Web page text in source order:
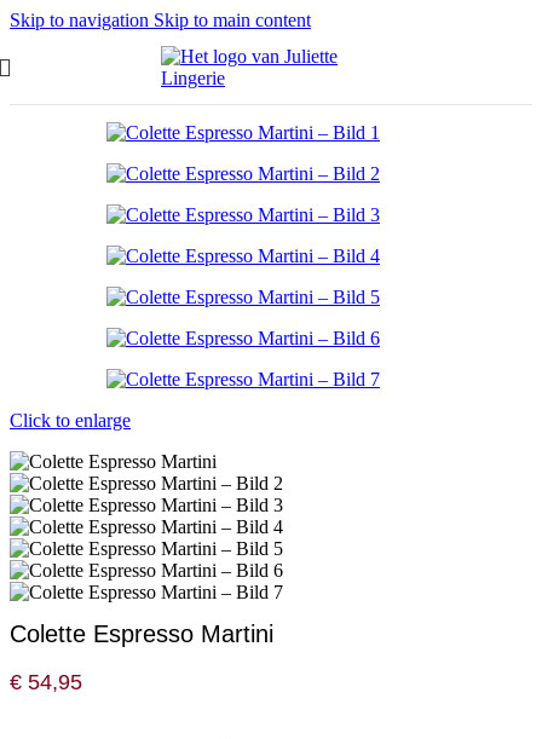
Skip to navigation Skip to main content
Vollschalen-BHs
Click to enlarge
Colette Espresso Martini
€ 54,95